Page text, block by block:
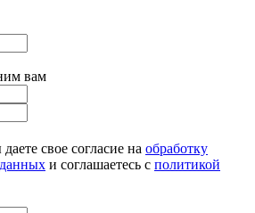
вам
свое согласие на обработку
и соглашаетесь с политикой